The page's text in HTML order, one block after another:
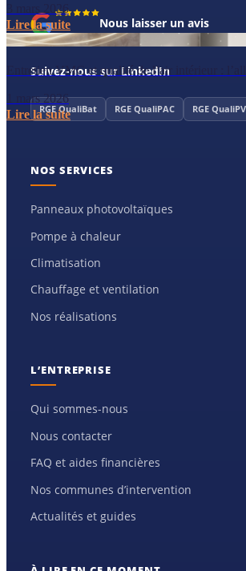
3 mars 2026
Lire la suite
Entretien VMC et qualité de l’air intérieur :
1 mars 2026
Lire la suite
Nous laisser un avis
Suivez-nous sur LinkedIn
RGE QualiBat RGE QualiPAC RGE QualiPV
NOS SERVICES
Panneaux photovoltaïques
Pompe à chaleur
Climatisation
Chauffage et ventilation
Nos réalisations
L’ENTREPRISE
Qui sommes-nous
Nous contacter
FAQ et aides financières
Nos communes d’intervention
Actualités et guides